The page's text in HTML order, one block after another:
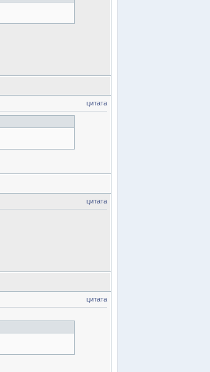
цитата
цитата
цитата